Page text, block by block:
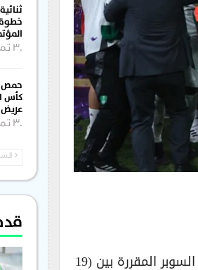
اعتمد الاتحاد السعودي لكرة القدم مشاركة النادي الأهلي، بطل آسيا، في مسابقة الكأس السوبر المقررة بين (19
30 تموز , 2026
حمص
كأس
30 تموز , 2026